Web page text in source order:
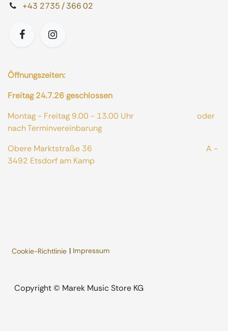
+43 2735 / 366 02
Öffnungszeiten:
Freitag 24.7.26 geschlossen
Montag - Freitag 9.00 - 13.00 Uhr oder
nach Terminvereinbarung
Obere Marktstraße 36 A -
3492 Etsdorf am Kamp
Cookie-Richtlinie | Impressum
​Copyright © Marek Music Store KG